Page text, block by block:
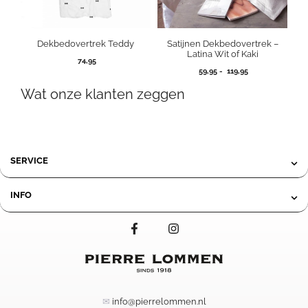
Dekbedovertrek Teddy
74,95
Satijnen Dekbedovertrek –
Latina Wit of Kaki
59,95 - 119,95Prijsklasse:
Wat onze klanten zeggen
SERVICE
INFO
✉ info@pierrelommen.nl